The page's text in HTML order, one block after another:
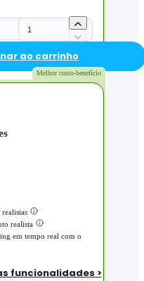
ao carrinho
Melhor custo-benefício
realista
em tempo real com o
funcionalidades >